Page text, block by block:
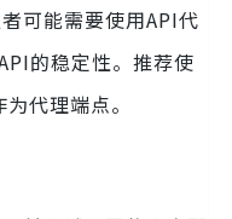
可能需要使用API代
的稳定性。推荐使
为代理端点。